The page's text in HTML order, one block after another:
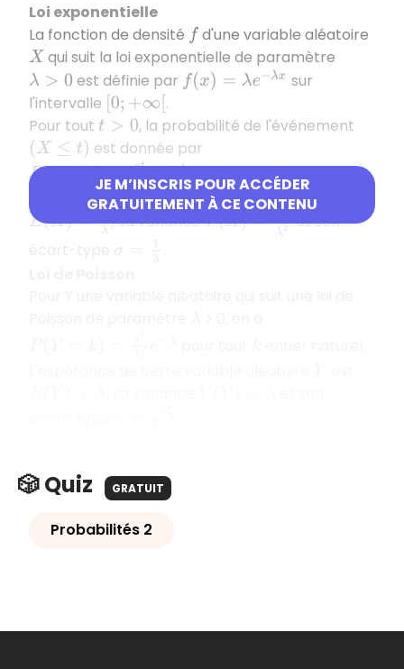
JE M’INSCRIS POUR ACCÉDER
GRATUITEMENT À CE CONTENU
Loi exponentielle
La fonction de densité f d'une variable aléatoire
X qui suit la loi exponentielle de paramètre
λ> 0 est définie par f(x)= λe −λx
sur
l'intervalle 0;+∞[
.
Pour tout t >0
, la probabilité de l'événement
(X≤ )
est donnée par
P(X≤t)=∫0tλe−λxdx
L'espérance de cette variable aléatoireX
E(X)=1λ , sa varianceV(X)=1λ2
et son
🎲 Quiz GRATUIT
Probabilités 2